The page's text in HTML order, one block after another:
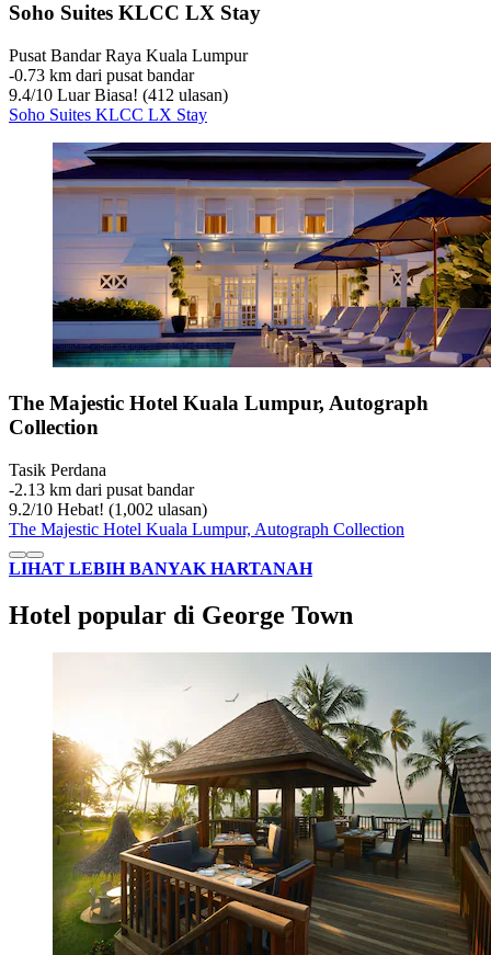
Soho Suites KLCC LX Stay
Pusat Bandar Raya Kuala Lumpur
‐0.73 km dari pusat bandar
9.4/10 Luar Biasa! (412 ulasan)
Soho Suites KLCC LX Stay
The Majestic Hotel Kuala Lumpur, Autograph
Collection
Tasik Perdana
‐2.13 km dari pusat bandar
9.2/10 Hebat! (1,002 ulasan)
The Majestic Hotel Kuala Lumpur, Autograph Collection
LIHAT LEBIH BANYAK HARTANAH
Hotel popular di George Town